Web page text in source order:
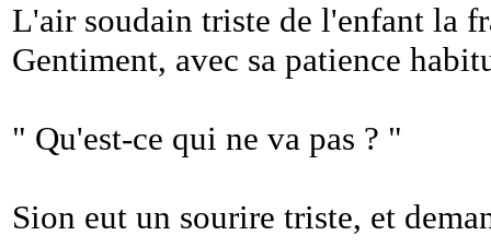
L'air soudain triste de l'enfant la
Gentiment, avec sa patience
" Qu'est-ce qui ne va pas ? "
Sion eut un sourire triste, et